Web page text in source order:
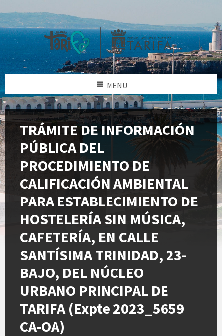
MENU
TRÁMITE DE INFORMACIÓN
PÚBLICA DEL
PROCEDIMIENTO DE
CALIFICACIÓN AMBIENTAL
PARA ESTABLECIMIENTO DE
HOSTELERÍA SIN MÚSICA,
CAFETERÍA, EN CALLE
SANTÍSIMA TRINIDAD, 23-
BAJO, DEL NÚCLEO
URBANO PRINCIPAL DE
TARIFA (Expte 2023_5659
CA-OA)